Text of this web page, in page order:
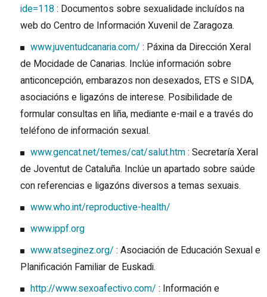
ide=118: Documentos sobre sexualidade incluídos na
web do Centro de Información Xuvenil de Zaragoza.
www.juventudcanaria.com/ : Páxina da Dirección Xeral
de Mocidade de Canarias. Inclúe información sobre
anticoncepción, embarazos non desexados, ETS e SIDA,
asociacións e ligazóns de interese. Posibilidade de
formular consultas en liña, mediante e-mail e a través do
teléfono de información sexual.
www.gencat.net/temes/cat/salut.htm: Secretaría Xeral
de Joventut de Cataluña. Inclúe un apartado sobre saúde
con referencias e ligazóns diversos a temas sexuais.
www.who.int/reproductive-health/
www.ippf.org
www.atseginez.org/ : Asociación de Educación Sexual e
Planificación Familiar de Euskadi.
http://www.sexoafectivo.com/ : Información e